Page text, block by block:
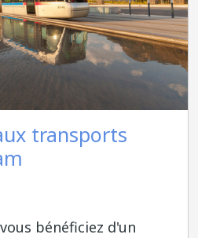
transports
bénéficiez d'un